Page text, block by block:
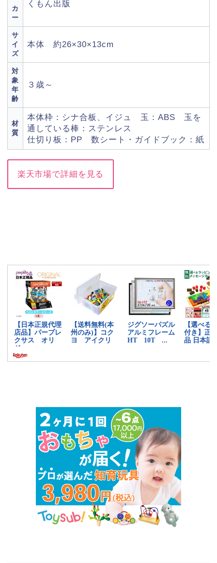
カ
ー
くもん出版
サ
イ
ズ
本体 約26×30×13cm
対
象
年
齢
３歳～
材
質
本体枠：シナ合板、イジュ 玉：ABS 玉を
通している棒：ステンレス
仕切り板：PP 数シート・ガイドブック：紙
楽天市場で詳細を見る